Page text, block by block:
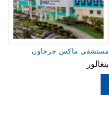
مستشفي ماكس جرجاون
بنغالور